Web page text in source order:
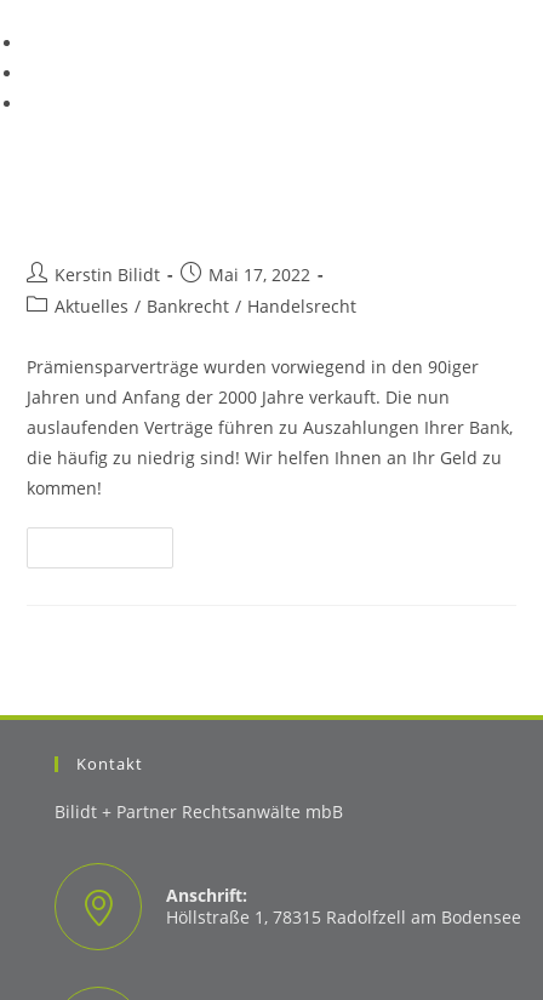
Beitrags-
Autor:
Kerstin Bilidt
Beitrag
veröffentlicht:
Mai 17, 2022
Beitrags-
Aktuelles / Bankrecht / Handelsrecht
Prämiensparverträge wurden vorwiegend in den 90iger
Jahren und Anfang der 2000 Jahre verkauft. Die nun
auslaufenden Verträge führen zu Auszahlungen Ihrer Bank,
die häufig zu niedrig sind! Wir helfen Ihnen an Ihr Geld zu
kommen!
Kontakt
Bilidt + Partner Rechtsanwälte mbB
Anschrift:
Höllstraße 1, 78315 Radolfzell am Bodensee